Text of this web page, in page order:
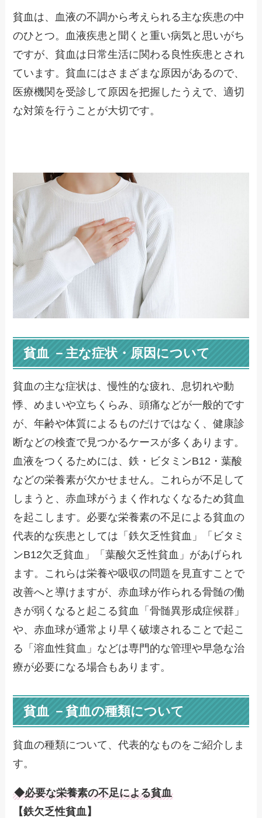
貧血は、血液の不調から考えられる主な疾患の中
のひとつ。血液疾患と聞くと重い病気と思いがち
ですが、貧血は日常生活に関わる良性疾患とされ
ています。貧血にはさまざまな原因があるので、
医療機関を受診して原因を把握したうえで、適切
な対策を行うことが大切です。
貧血 －主な症状・原因について
貧血の主な症状は、慢性的な疲れ、息切れや動
悸、めまいや立ちくらみ、頭痛などが一般的です
が、年齢や体質によるものだけではなく、健康診
断などの検査で見つかるケースが多くあります。
血液をつくるためには、鉄・ビタミンB12・葉酸
などの栄養素が欠かせません。これらが不足して
しまうと、赤血球がうまく作れなくなるため貧血
を起こします。必要な栄養素の不足による貧血の
代表的な疾患としては「鉄欠乏性貧血」「ビタミ
ンB12欠乏貧血」「葉酸欠乏性貧血」があげられ
ます。これらは栄養や吸収の問題を見直すことで
改善へと導けますが、赤血球が作られる骨髄の働
きが弱くなると起こる貧血「骨髄異形成症候群」
や、赤血球が通常より早く破壊されることで起こ
る「溶血性貧血」などは専門的な管理や早急な治
療が必要になる場合もあります。
貧血 －貧血の種類について
貧血の種類について、代表的なものをご紹介しま
す。
◆必要な栄養素の不足による貧血
【鉄欠乏性貧血】